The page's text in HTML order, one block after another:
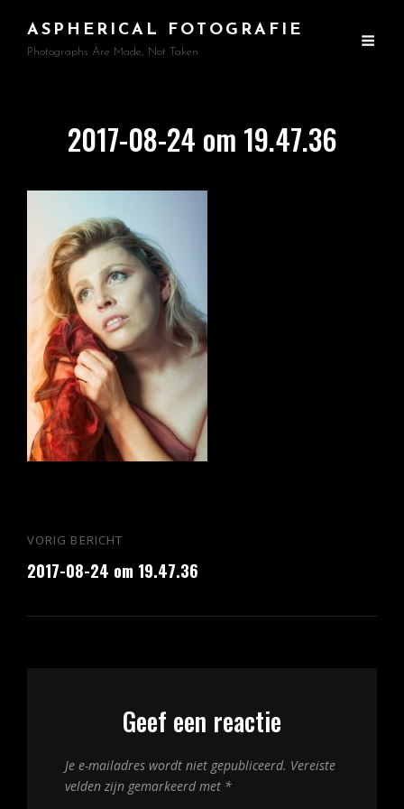
ASPHERICAL FOTOGRAFIE
Photographs Are Made, Not Taken
2017-08-24 om 19.47.36
Bericht
navigatie
Vorig
bericht
VORIG BERICHT
2017-08-24 om 19.47.36
Geef een reactie
Je e-mailadres wordt niet gepubliceerd. Vereiste
velden zijn gemarkeerd met *